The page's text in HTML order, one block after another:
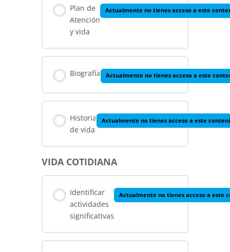
Plan de
Atención
y vida
Actualmente no tienes acceso a este
Biografía Actualmente no tienes acceso a este
Historia
de vida
Actualmente no tienes acceso a este
VIDA COTIDIANA
Identificar
actividades
significativas
Actualmente no tienes acceso a este